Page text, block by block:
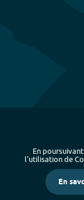
Mentions légales
En
l’utilisation de
En